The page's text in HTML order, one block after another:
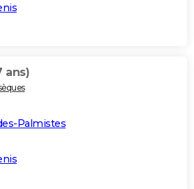
ans)
Palmistes